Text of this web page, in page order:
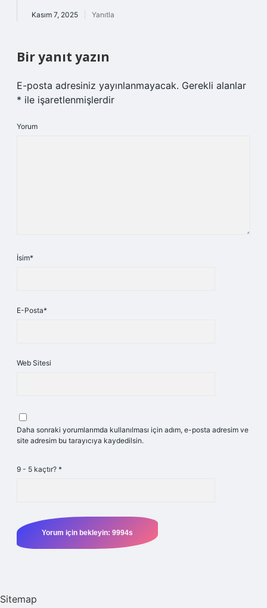
Kasım 7, 2025 Yanıtla
Bir yanıt yazın
E-posta adresiniz yayınlanmayacak. Gerekli alanlar
* ile işaretlenmişlerdir
Yorum
İsim*
E-Posta*
Web Sitesi
Daha sonraki yorumlarımda kullanılması için adım, e-posta adresim ve
site adresim bu tarayıcıya kaydedilsin.
9 - 5 kaçtır? *
Sitemap